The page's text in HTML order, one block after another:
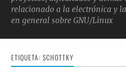
relacionado a la electrónica y
en general sobre GNU/Linux
ETIQUETA:SCHOTTKY